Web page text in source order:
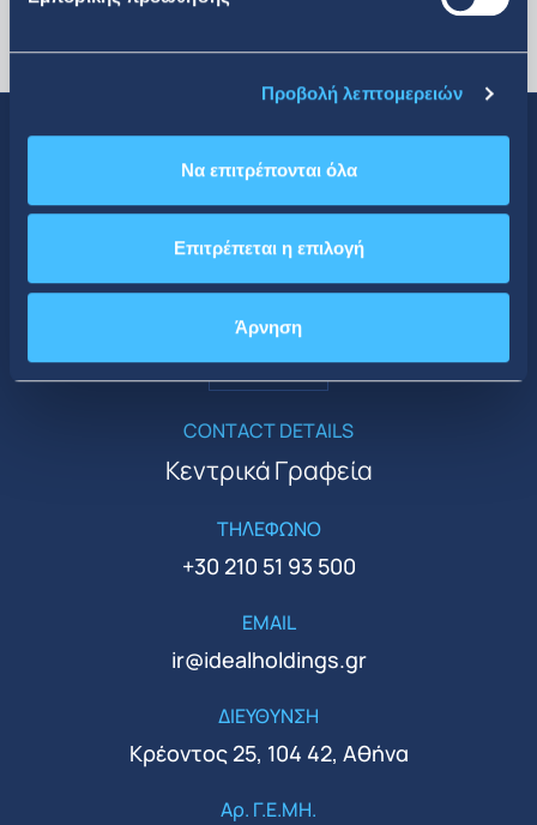
Προβολή λεπτομερειών
Να επιτρέπονται όλα
Επιτρέπεται η επιλογή
Άρνηση
CONTACT DETAILS
Κεντρικά Γραφεία
ΤΗΛΕΦΩΝΟ
+30 210 51 93 500
EMAIL
ir@idealholdings.gr
ΔΙΕΥΘΥΝΣΗ
Κρέοντος 25, 104 42, Αθήνα
Αρ. Γ.Ε.ΜΗ.